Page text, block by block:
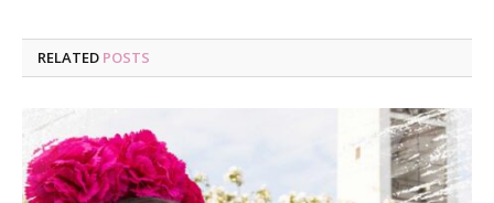
RELATED POSTS